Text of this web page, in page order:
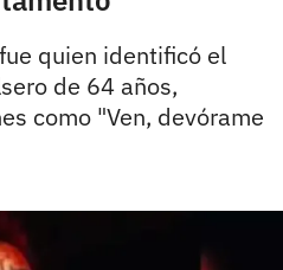
quien identificó el
de 64 años,
como "Ven, devórame